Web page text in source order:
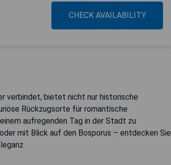
CHECK AVAILABILITY
verbindet, bietet nicht nur historische
Rückzugsorte für romantische
aufregenden Tag in der Stadt zu
mit Blick auf den Bosporus – entdecken Sie